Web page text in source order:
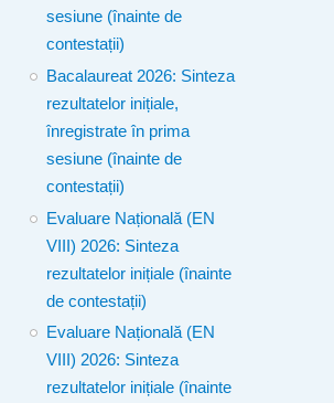
sesiune (înainte de
contestații)
Bacalaureat 2026: Sinteza
rezultatelor inițiale,
înregistrate în prima
sesiune (înainte de
contestații)
Evaluare Națională (EN
VIII) 2026: Sinteza
rezultatelor inițiale (înainte
de contestații)
Evaluare Națională (EN
VIII) 2026: Sinteza
rezultatelor inițiale (înainte